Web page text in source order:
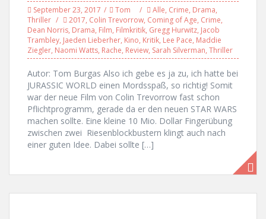
September 23, 2017 Tom Alle, Crime, Drama,
Thriller
2017, Colin Trevorrow, Coming of Age, Crime,
Dean Norris, Drama, Film, Filmkritik, Gregg Hurwitz, Jacob
Trambley, Jaeden Lieberher, Kino, Kritik, Lee Pace, Maddie
Ziegler, Naomi Watts, Rache, Review, Sarah Silverman, Thriller
Autor: Tom Burgas Also ich gebe es ja zu, ich hatte bei
JURASSIC WORLD einen Mordsspaß, so richtig! Somit
war der neue Film von Colin Trevorrow fast schon
Pflichtprogramm, gerade da er den neuen STAR WARS
machen sollte. Eine kleine 10 Mio. Dollar Fingerübung
zwischen zwei Riesenblockbustern klingt auch nach
einer guten Idee. Dabei sollte […]